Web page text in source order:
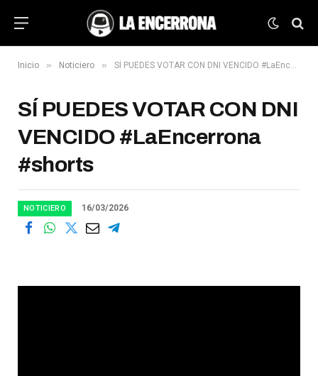
Inicio » Noticiero » SÍ PUEDES VOTAR CON DNI VENCIDO #LaEncerrona #shorts
SÍ PUEDES VOTAR CON DNI
VENCIDO #LaEncerrona
#shorts
NOTICIERO 16/03/2026